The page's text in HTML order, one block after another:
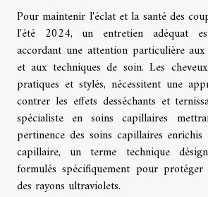
Pour maintenir l'éclat et la santé des
l'été 2024, un entretien adéquat
accordant une attention particulière
et aux techniques de soin. Les
pratiques et stylés, nécessitent une
contrer les effets desséchants et
spécialiste en soins capillaires
pertinence des soins capillaires
capillaire, un terme technique
formulés spécifiquement pour
des rayons ultraviolets.